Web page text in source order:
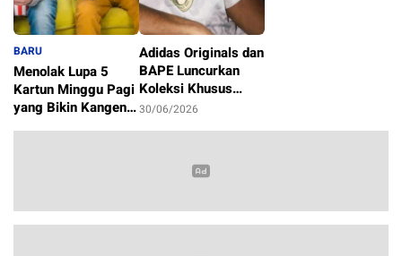
BARU
Menolak Lupa 5
Kartun Minggu Pagi
yang Bikin Kangen
1/07/2026
Adidas Originals dan
BAPE Luncurkan
Koleksi Khusus
Sambut Piala Dunia
30/06/2026